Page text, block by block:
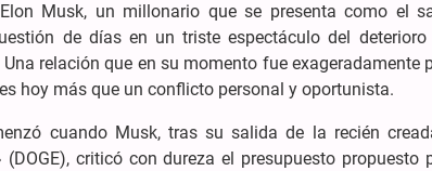
Musk, un millonario que se presenta como el
de días en un triste espectáculo del
Una relación que en su momento fue
hoy más que un conflicto personal y oportunista.
cuando Musk, tras su salida de la recién
(DOGE), criticó con dureza el presupuesto